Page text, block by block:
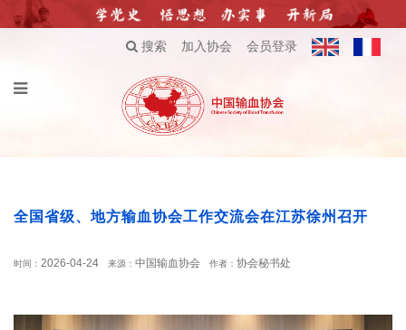
搜索 加入协会 会员登录
全国省级、地方输血协会工作交流会在江苏徐州召开
时间： 2026-04-24 来源： 中国输血协会 作者： 协会秘书处